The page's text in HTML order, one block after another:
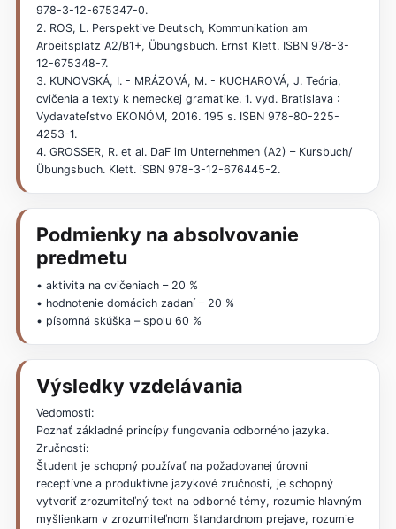
978-3-12-675347-0.
2. ROS, L. Perspektive Deutsch, Kommunikation am
Arbeitsplatz A2/B1+, Übungsbuch. Ernst Klett. ISBN 978-3-
12-675348-7.
3. KUNOVSKÁ, I. - MRÁZOVÁ, M. - KUCHAROVÁ, J. Teória,
cvičenia a texty k nemeckej gramatike. 1. vyd. Bratislava :
Vydavateľstvo EKONÓM, 2016. 195 s. ISBN 978-80-225-
4253-1.
4. GROSSER, R. et al. DaF im Unternehmen (A2) – Kursbuch/
Übungsbuch. Klett. iSBN 978-3-12-676445-2.
Podmienky na absolvovanie
predmetu
• aktivita na cvičeniach – 20 %
• hodnotenie domácich zadaní – 20 %
• písomná skúška – spolu 60 %
Výsledky vzdelávania
Vedomosti:
Poznať základné princípy fungovania odborného jazyka.
Zručnosti:
Študent je schopný používať na požadovanej úrovni
receptívne a produktívne jazykové zručnosti, je schopný
vytvoriť zrozumiteľný text na odborné témy, rozumie hlavným
myšlienkam v zrozumiteľnom štandardnom prejave, rozumie